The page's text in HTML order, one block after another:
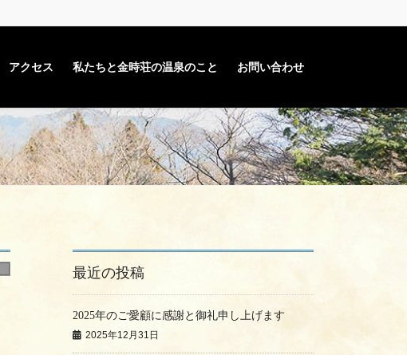
アクセス 私たちと金時荘の温泉のこと お問い合わせ
最近の投稿
2025年のご愛顧に感謝と御礼申し上げます
2025年12月31日